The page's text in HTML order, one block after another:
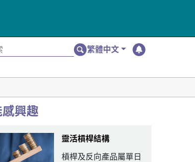
繁體中文
興趣
靈活槓桿結構
槓桿及反向產品屬單日